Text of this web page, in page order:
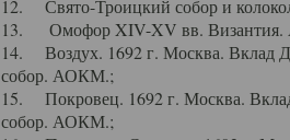
12. Свято-Троицкий собор и
13. Омофор XIV-XV вв.
14. Воздух. 1692 г. Москва. Вклад
собор. АОКМ.;
15. Покровец. 1692 г. Москва.
собор. АОКМ.;